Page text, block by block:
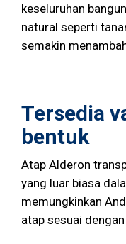
keseluruhan
natural seperti
semakin
Tersedia
bentuk
Atap Alderon
yang luar biasa
memungkinkan
atap sesuai